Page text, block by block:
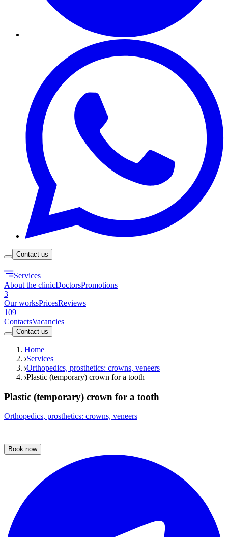
Contact us
Services
About the clinicDoctorsPromotions
3
Our worksPricesReviews
109
ContactsVacancies
Contact us
Home
Services
Orthopedics, prosthetics: crowns, veneers
Plastic (temporary) crown for a tooth
Plastic (temporary) crown for a tooth
Orthopedics, prosthetics: crowns, veneers
Book now